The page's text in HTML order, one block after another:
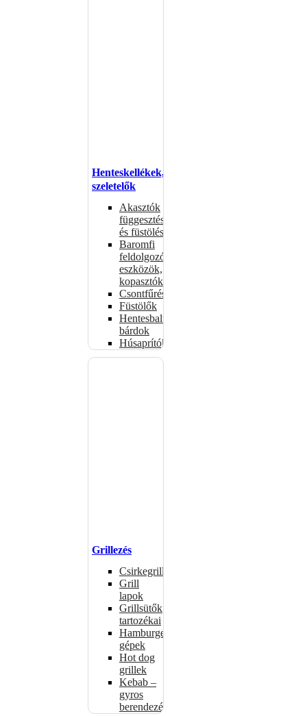
Henteskellékek,
szeletelők
Akasztók
függesztéshez
és füstöléshez
Baromfi
feldolgozó
eszközök,
kopasztók
Csontfűrészek
Füstölők
Hentesbalták,
bárdok
Húsaprítók
Grillezés
Csirkegrillek
Grill
lapok
Grillsütők
tartozékai
Hamburgerformázó
gépek
Hot dog
grillek
Kebab –
gyros
berendezés